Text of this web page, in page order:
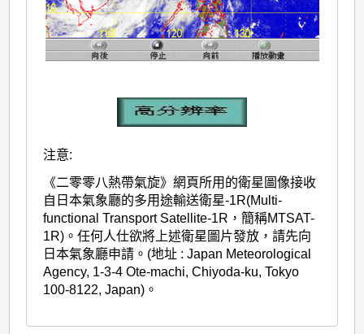
注意:
《二零零八熱帶氣旋》網頁所用的衛星圖像接收
自日本氣象廳的多用途輸送衛星-1R(Multi-
functional Transport Satellite-1R，簡稱MTSAT-
1R)。任何人仕欲將上述衛星圖片發放，請先向
日本氣象廳申請。(地址 : Japan Meteorological
Agency, 1-3-4 Ote-machi, Chiyoda-ku, Tokyo
100-8122, Japan)。